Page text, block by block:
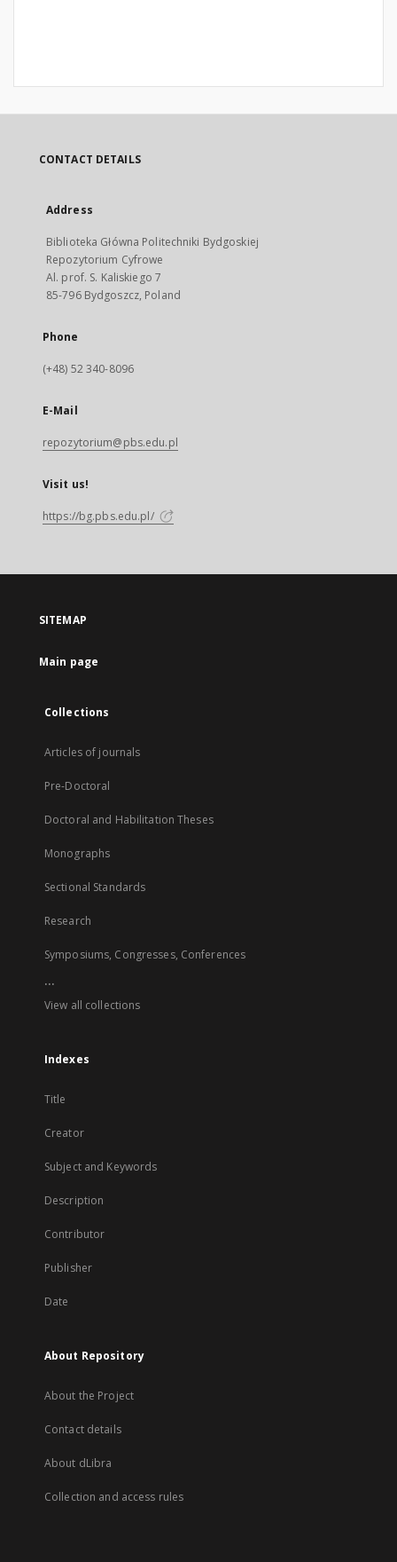
CONTACT DETAILS
Address
Biblioteka Główna Politechniki Bydgoskiej
Repozytorium Cyfrowe
Al. prof. S. Kaliskiego 7
85-796 Bydgoszcz, Poland
Phone
(+48) 52 340-8096
E-Mail
repozytorium@pbs.edu.pl
Visit us!
https://bg.pbs.edu.pl/
SITEMAP
Main page
Collections
Articles of journals
Pre-Doctoral
Doctoral and Habilitation Theses
Monographs
Sectional Standards
Research
Symposiums, Congresses, Conferences
...
View all collections
Indexes
Title
Creator
Subject and Keywords
Description
Contributor
Publisher
Date
About Repository
About the Project
Contact details
About dLibra
Collection and access rules